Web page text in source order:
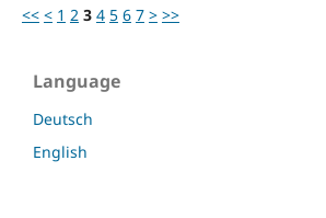
<< < 1 2 3 4 5 6 7 > >>
Language
Deutsch
English